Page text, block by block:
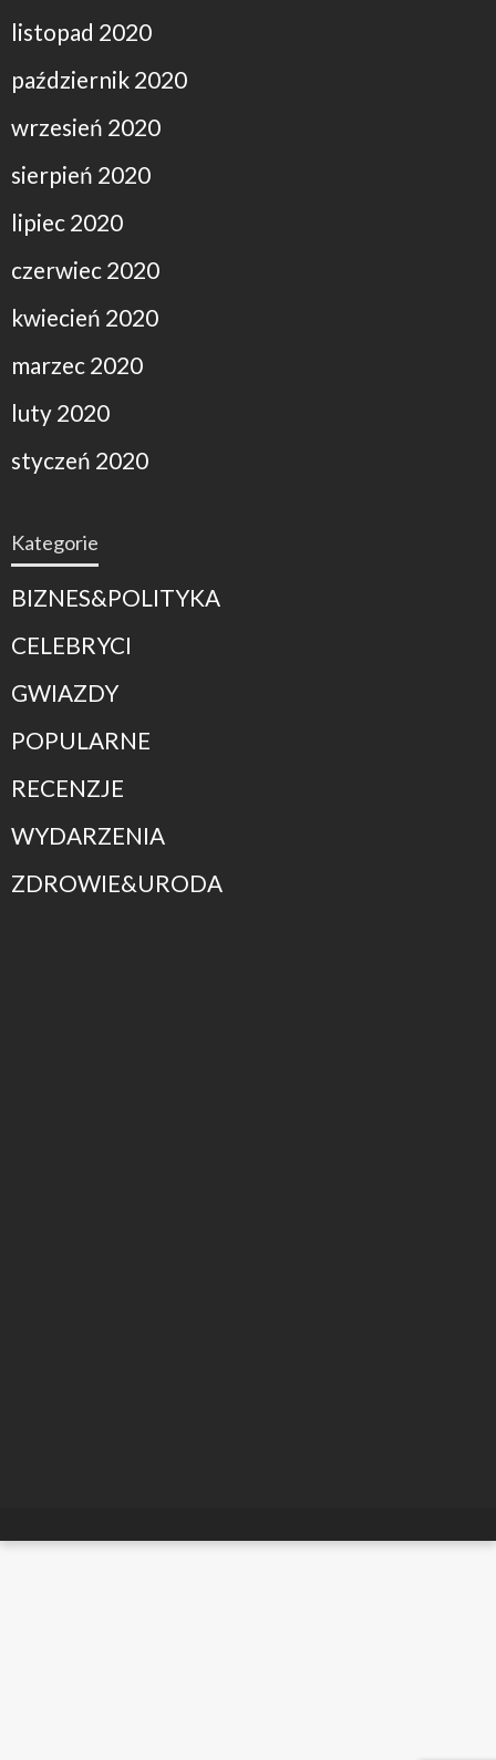
listopad 2020
październik 2020
wrzesień 2020
sierpień 2020
lipiec 2020
czerwiec 2020
kwiecień 2020
marzec 2020
luty 2020
styczeń 2020
Kategorie
BIZNES&POLITYKA
CELEBRYCI
GWIAZDY
POPULARNE
RECENZJE
WYDARZENIA
ZDROWIE&URODA